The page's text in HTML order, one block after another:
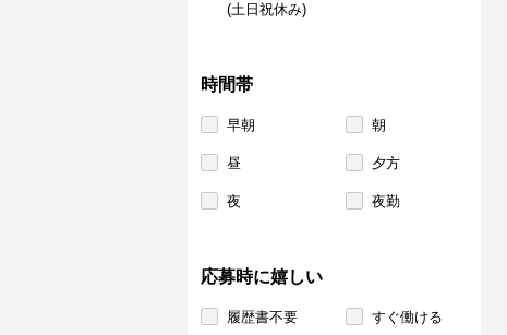
(土日祝休み)
時間帯
早朝 朝
昼 夕方
夜 夜勤
応募時に嬉しい
履歴書不要 すぐ働ける